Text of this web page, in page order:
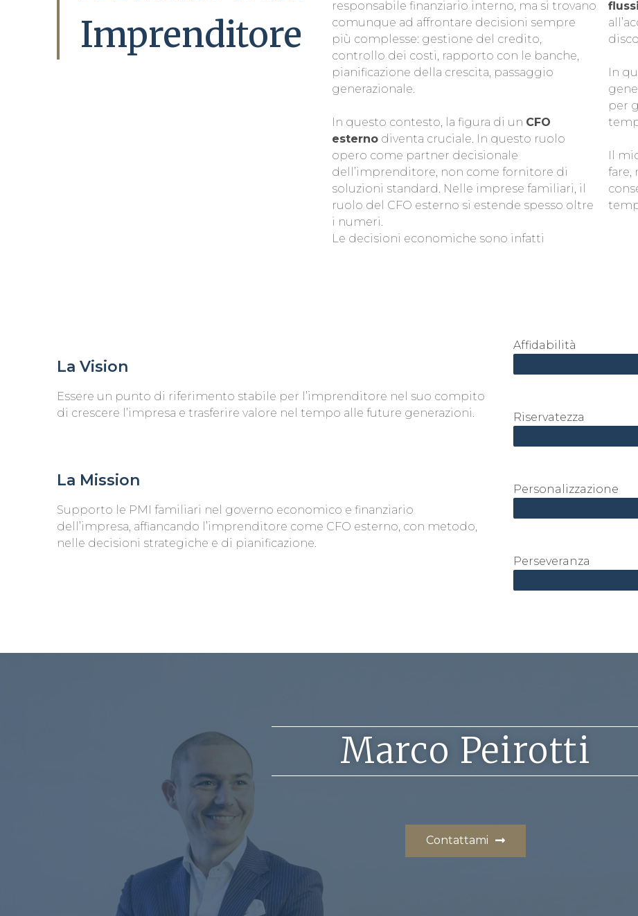
Imprenditore
responsabile finanziario interno, ma si trovano
comunque ad affrontare decisioni sempre
più complesse: gestione del credito,
controllo dei costi, rapporto con le banche,
pianificazione della crescita, passaggio
generazionale.
In questo contesto, la figura di un CFO
esternodiventa cruciale. In questo ruolo
opero come partner decisionale
dell’imprenditore, non come fornitore di
soluzioni standard. Nelle imprese familiari, il
ruolo del CFO esterno si estende spesso oltre
i numeri.
Le decisioni economiche sono infatti
In
per
Il
fare,
La Vision
Essere un punto di riferimento stabile per l’imprenditore nel suo compito
di crescere l’impresa e trasferire valore nel tempo alle future generazioni.
La Mission
Supporto le PMI familiari nel governo economico e finanziario
dell’impresa, affiancando l’imprenditore come CFO esterno, con metodo,
nelle decisioni strategiche e di pianificazione.
Affidabilità
Riservatezza
Personalizzazione
Perseveranza
Marco Peirotti
Contattami